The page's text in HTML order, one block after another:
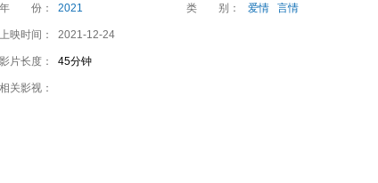
年 份： 2021 类 别： 爱情 言情
上映时间： 2021-12-24
影片长度： 45分钟
相关影视：